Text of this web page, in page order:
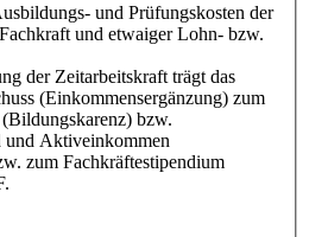
und Prüfungskosten der
und etwaiger Lohn- bzw.
der Zeitarbeitskraft trägt das
(Einkommensergänzung) zum
bzw.
und Aktiveinkommen
zum Fachkräftestipendium